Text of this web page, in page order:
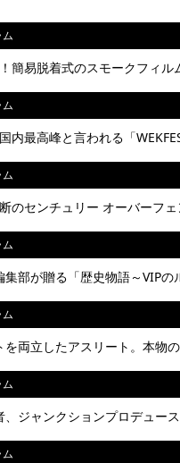
簡易脱着式のスモークフィル
内最高峰と言われる「
断のセンチュリー オーバーフ
部が贈る「歴史物語～VIPの
を両立したアスリート。本物
、ジャンクションプロデュー